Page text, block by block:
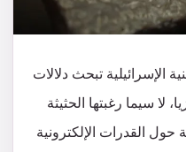
الإسرائيلية تبحث دلالات
لا سيما رغبتها الحثيثة
القدرات الإلكترونية